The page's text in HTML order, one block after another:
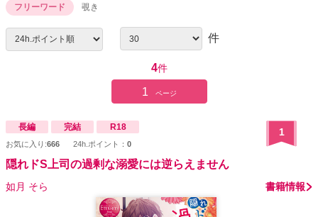
フリーワード 覗き
件
4件
1 ページ
長編 完結 R18
お気に入り:666 24h.ポイント： 0
1
隠れドS上司の過剰な溺愛には逆らえません
如月 そら 書籍情報